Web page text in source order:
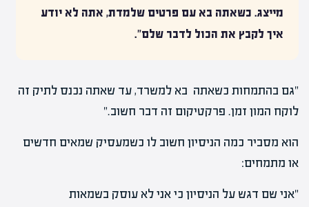
מייצג. כשאתה בא עם פרטים שלמדת, אתה לא יודע
איך לקבץ את הכול לדבר שלם".
"גם בהתמחות כשאתה בא למשרד, עד שאתה נכנס לתיק זה
לוקח המון זמן. פרקטיקום זה דבר חשוב."
הוא מסביר כמה הניסיון חשוב לו כשמעסיק שמאים חדשים
או מתמחים:
"אני שם דגש על הניסיון כי אני לא עוסק בשמאות